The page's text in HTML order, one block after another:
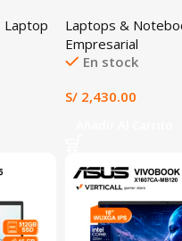
WIN
Laptop
SSD INTEL UHD
15.3″ WUXGA
ESPAÑOL
Laptops &
Empresarial
En stock
S/ 2,430.00
SALE